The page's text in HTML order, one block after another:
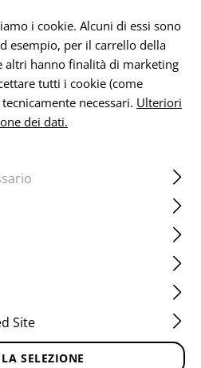
SHIRTS FIELD SHIRTS
SHIRT MK V
i cookie. Alcuni di essi sono
esempio, per il carrello della
altri hanno finalità di marketing
tutti i cookie (come
necessari. Ulteriori
dei dati.
Site
SELEZIONE